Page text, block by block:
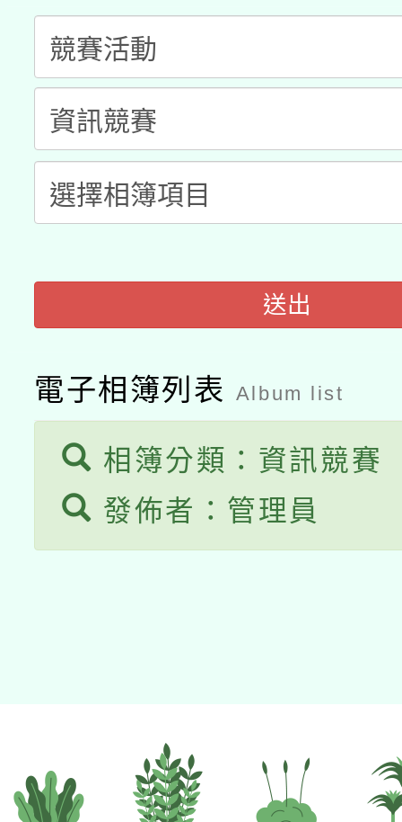
暨閱讀推動專業研習
科技賦能─人工智慧
礎課程
A3數位素養講師名單
「數位內容與教學軟體
pilot」
有關大陸委員會函釋公
薪期間赴陸應申請許可
轉知經濟部水利署委託
用水績優單位及節水達
桃園市孔廟祈福系列
2026年桃園地景藝術
送出
電子相簿列表 Album list
相簿分類：資訊競賽
發佈者：管理員